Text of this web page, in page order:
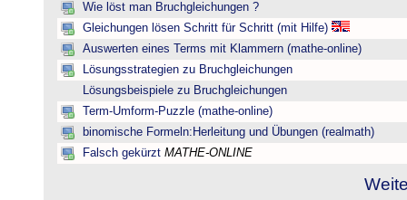
Wie löst man Bruchgleichungen ?
Gleichungen lösen Schritt für Schritt (mit Hilfe)
Auswerten eines Terms mit Klammern (mathe-online)
Lösungsstrategien zu Bruchgleichungen
Lösungsbeispiele zu Bruchgleichungen
Term-Umform-Puzzle (mathe-online)
binomische Formeln:Herleitung und Übungen (realmath)
Falsch gekürzt MATHE-ONLINE